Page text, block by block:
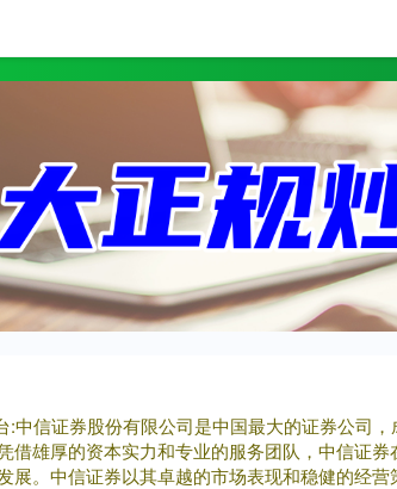
信证券股份有限公司是中国最大的证券公司
雄厚的资本实力和专业的服务团队，中信证
。中信证券以其卓越的市场表现和稳健的经营